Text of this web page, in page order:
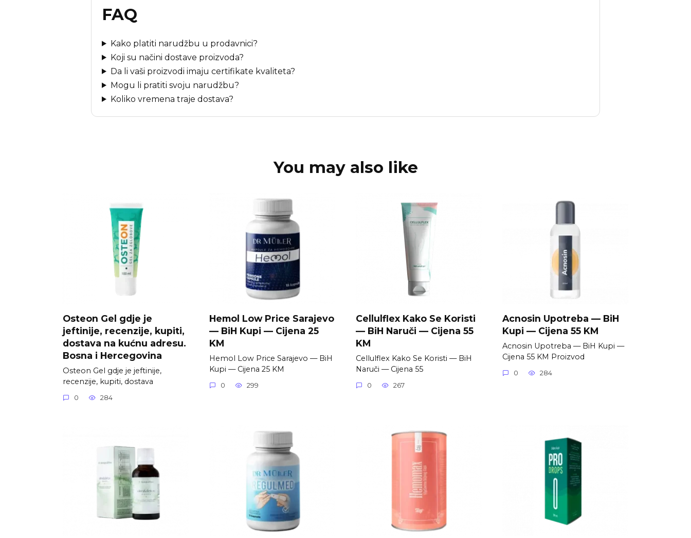
FAQ
Kako platiti narudžbu u prodavnici?
Koji su načini dostave proizvoda?
Da li vaši proizvodi imaju certifikate kvaliteta?
Mogu li pratiti svoju narudžbu?
Koliko vremena traje dostava?
You may also like
Osteon Gel gdje je
jeftinije, recenzije, kupiti,
dostava na kućnu adresu.
Bosna i Hercegovina
Osteon Gel gdje je jeftinije,
recenzije, kupiti, dostava
0 284
Hemol Low Price Sarajevo
— BiH Kupi — Cijena 25
KM
Hemol Low Price Sarajevo — BiH
Kupi — Cijena 25 KM
0 299
Cellulflex Kako Se Koristi
— BiH Naruči — Cijena 55
KM
Cellulflex Kako Se Koristi — BiH
Naruči — Cijena 55
0 267
Acnosin Upotreba — BiH
Kupi — Cijena 55 KM
Acnosin Upotreba — BiH Kupi —
Cijena 55 KM Proizvod
0 284